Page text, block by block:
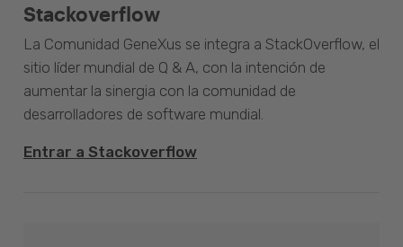
Stackoverflow
La Comunidad GeneXus se integra a StackOverflow, el
sitio líder mundial de Q & A, con la intención de
aumentar la sinergia con la comunidad de
desarrolladores de software mundial.
Entrar a Stackoverflow